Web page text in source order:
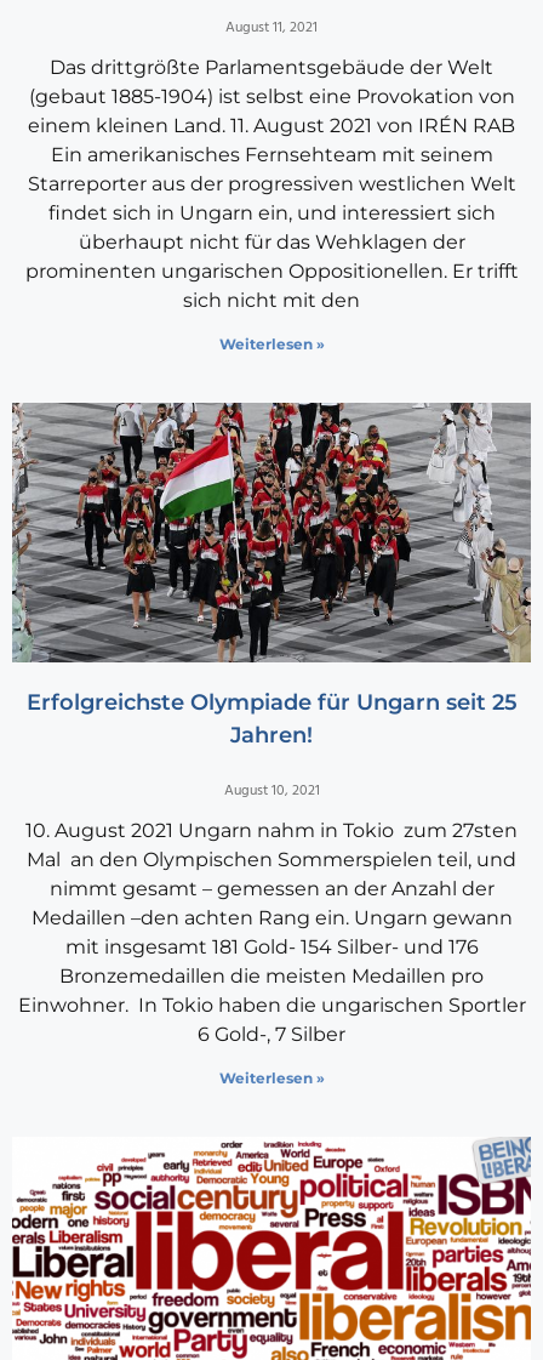
August 11, 2021
Das drittgrößte Parlamentsgebäude der Welt
(gebaut 1885-1904) ist selbst eine Provokation von
einem kleinen Land. 11. August 2021 von IRÉN RAB
Ein amerikanisches Fernsehteam mit seinem
Starreporter aus der progressiven westlichen Welt
findet sich in Ungarn ein, und interessiert sich
überhaupt nicht für das Wehklagen der
prominenten ungarischen Oppositionellen. Er trifft
sich nicht mit den
Weiterlesen »
Erfolgreichste Olympiade für Ungarn seit 25
Jahren!
August 10, 2021
10. August 2021 Ungarn nahm in Tokio zum 27sten
Mal an den Olympischen Sommerspielen teil, und
nimmt gesamt – gemessen an der Anzahl der
Medaillen –den achten Rang ein. Ungarn gewann
mit insgesamt 181 Gold- 154 Silber- und 176
Bronzemedaillen die meisten Medaillen pro
Einwohner. In Tokio haben die ungarischen Sportler
6 Gold-, 7 Silber
Weiterlesen »